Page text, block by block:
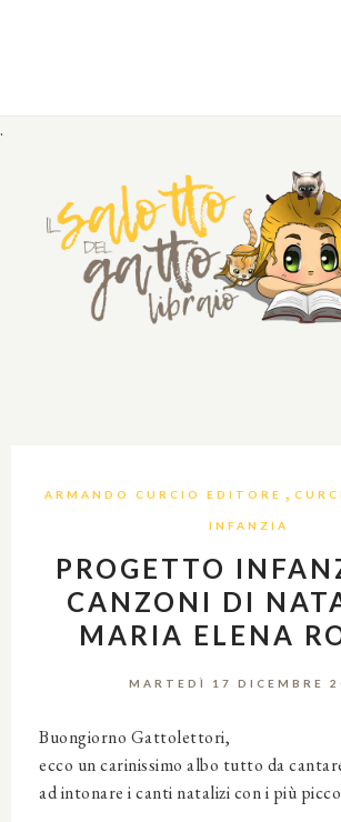
.
ARMANDO CURCIO EDITORE , CURCI
INFANZIA
PROGETTO
CANZONI DI
MARIA ELENA
MARTEDÌ 17 DICEMBRE
Buongiorno Gattolettori,
ecco un carinissimo albo tutto da
ad intonare i canti natalizi con i più